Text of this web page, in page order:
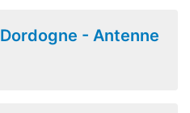
- Antenne